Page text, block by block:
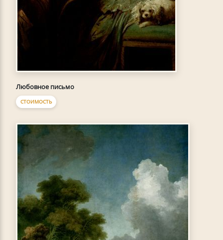
Любовное письмо
СТОИМОСТЬ